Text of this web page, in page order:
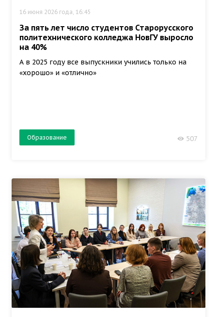
16 июня 2026 года, 16:45
За пять лет число студентов Старорусского
политехнического колледжа НовГУ выросло
на 40%
А в 2025 году все выпускники учились только на
«хорошо» и «отлично»
Образование 507